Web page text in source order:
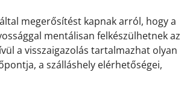
megerősítést kapnak arról, hogy a
mentálisan felkészülhetnek az
a visszaigazolás tartalmazhat olyan
a szálláshely elérhetőségei,